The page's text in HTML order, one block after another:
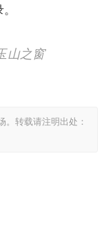
山之窗
转载请注明出处：